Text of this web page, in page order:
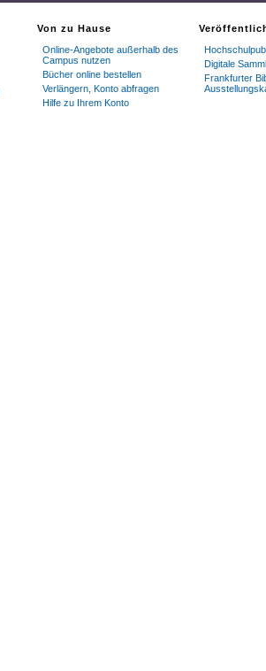
Von zu Hause
Online-Angebote außerhalb des
Campus nutzen
Bücher online bestellen
Verlängern, Konto abfragen
Hilfe zu Ihrem Konto
Digitale
Frankfurter